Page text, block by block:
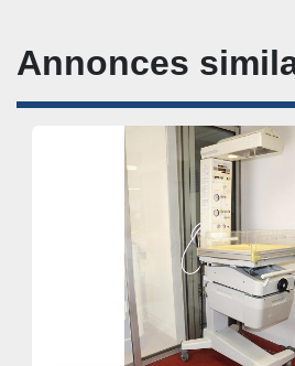
Annonces